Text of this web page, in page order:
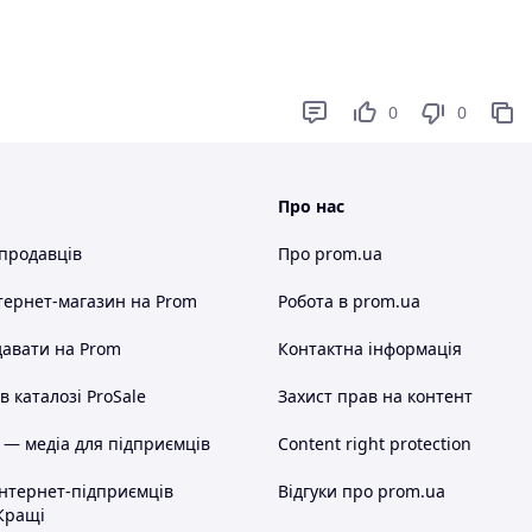
0 0
магазин на Prom
на Prom
каталозі ProSale
медіа для підприємців
підприємців
Про нас
Про prom.ua
Робота в prom.ua
Контактна інформація
Захист прав на контент
Content right protection
Відгуки про prom.ua